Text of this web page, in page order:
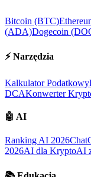
Bitcoin (BTC)
(ADA)Dogecoin
⚡ Narzędzia
Kalkulator Podatkowy
DCAKonwerter
🤖 AI
Ranking AI 2026
2026AI dla KryptoAI